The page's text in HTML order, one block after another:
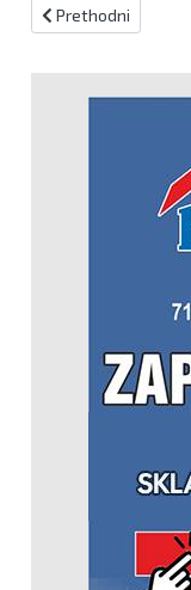
Prethodni članak:
Prethodni